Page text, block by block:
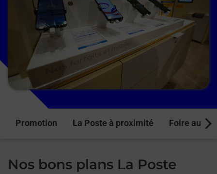
Promotion La Poste à proximité Foire aux
Nos bons plans La Poste